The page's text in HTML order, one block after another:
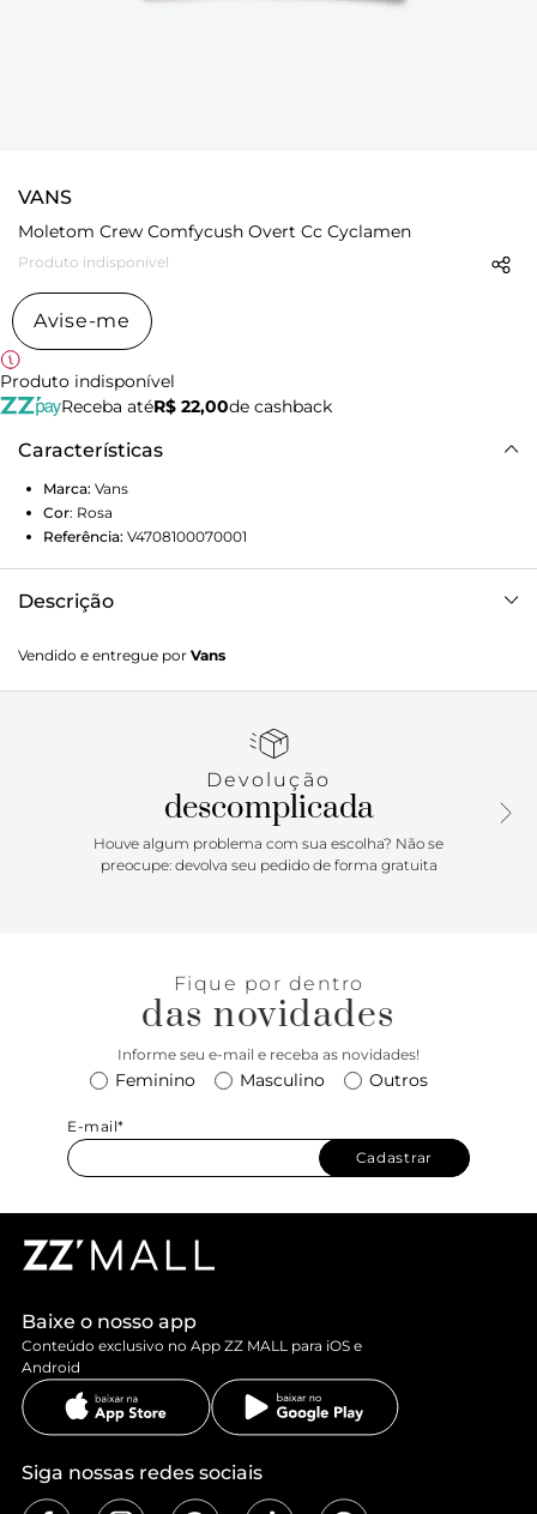
VANS
Moletom Crew Comfycush Overt Cc Cyclamen
Produto indisponível
Avise-me
Produto indisponível
Receba atéR$ 22,00de cashback
Características
Marca: Vans
Cor: Rosa
Referência: V4708100070001
Descrição
sabíamos que queríamos criar os moletons mais macios e
confortáveis ??que você já usou. Com foco no tecido e na
Cyclamen é feito com lã de camurça super macia que
painéis simples que oferecem menos costura e mais
elasticidade. Depois de colocá-lo, você nunca mais vai
querer tirá-lo.
.Aproveite a Black Friday Vans e adquira já seu novo
Vendido e entregue por Vans
Devolução
descomplicada
Houve algum problema com sua escolha? Não se
preocupe: devolva seu pedido de forma gratuita
Fique por dentro
das novidades
Informe seu e-mail e receba as novidades!
Feminino Masculino Outros
E-mail*
Cadastrar
Baixe o nosso app
Conteúdo exclusivo no App ZZ MALL para iOS e
Android
Siga nossas redes sociais